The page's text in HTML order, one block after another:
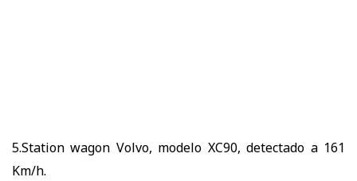
5.Station wagon Volvo, modelo XC90, detectado a 161
Km/h.